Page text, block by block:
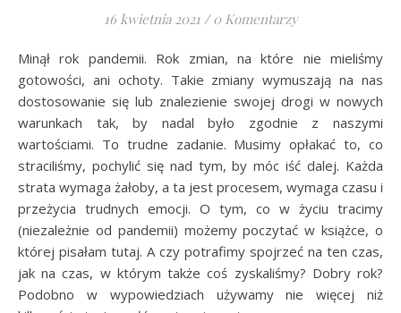
16 kwietnia 2021 / 0 Komentarzy
Minął rok pandemii. Rok zmian, na które nie mieliśmy
gotowości, ani ochoty. Takie zmiany wymuszają na nas
dostosowanie się lub znalezienie swojej drogi w nowych
warunkach tak, by nadal było zgodnie z naszymi
wartościami. To trudne zadanie. Musimy opłakać to, co
straciliśmy, pochylić się nad tym, by móc iść dalej. Każda
strata wymaga żałoby, a ta jest procesem, wymaga czasu i
przeżycia trudnych emocji. O tym, co w życiu tracimy
(niezależnie od pandemii) możemy poczytać w książce, o
której pisałam tutaj. A czy potrafimy spojrzeć na ten czas,
jak na czas, w którym także coś zyskaliśmy? Dobry rok?
Podobno w wypowiedziach używamy nie więcej niż